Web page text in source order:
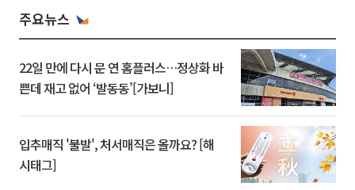
주요뉴스
22일 만에 다시 문 연 홈플러스…정상화 바
쁜데 재고 없어 ‘발동동’[가보니]
입추매직 '불발', 처서매직은 올까요? [해
시태그]